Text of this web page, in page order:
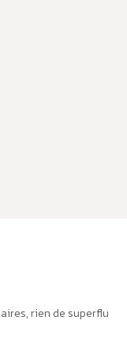
rien de superflu